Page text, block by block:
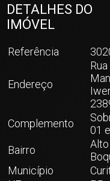
DETALHES DO
IMÓVEL
Referência
Endereço
Complemento
01
Bairro
Alto
Município